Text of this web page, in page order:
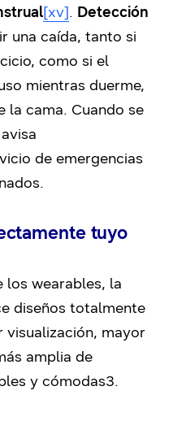
[xv]. Detección
una caída, tanto si
como si el
mientras duerme,
la cama. Cuando se
de emergencias
tuyo
los wearables, la
diseños totalmente
visualización, mayor
amplia de
y cómodas3.